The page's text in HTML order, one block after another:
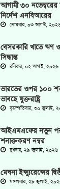
আগামী ৩০
নির্দেশ এনবিআরের
সোমবার, ০৩ আগস্ট,
বেসরকারি খাতে ঋণ
সিদ্ধান্ত
রবিবার, ০২ আগস্ট, ২০২৬
ভারতের ওপর ১০০
ভাবছে যুক্তরাষ্ট্র
বৃহস্পতিবার, ৩০ জুলাই,
আইএমএফের নতুন
শনাক্তকরণ নম্বর
বুধবার, ২৯ জুলাই, ২০২৬
মেঘনা ইন্স্যুরেন্সের
মঙ্গলবার, ২৮ জুলাই,